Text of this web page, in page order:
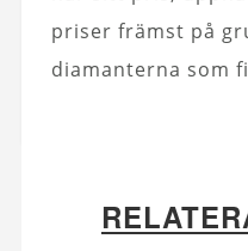
priser främst på
diamanterna som